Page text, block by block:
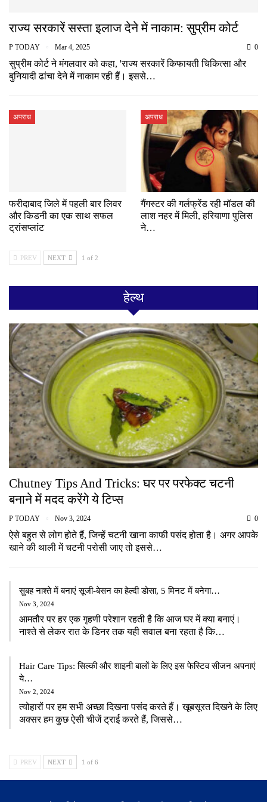
राज्य सरकारें सस्ता इलाज देने में नाकाम: सुप्रीम कोर्ट
P TODAY Mar 4, 2025 0
सुप्रीम कोर्ट ने मंगलवार को कहा, 'राज्य सरकारें किफायती चिकित्सा और
बुनियादी ढांचा देने में नाकाम रही हैं। इससे…
अपराध
फरीदाबाद जिले में पहली बार लिवर
और किडनी का एक साथ सफल
ट्रांसप्लांट
अपराध
गैंगस्टर की गर्लफ्रेंड रही मॉडल की
लाश नहर में मिली, हरियाणा पुलिस
ने…
PREV NEXT 1 of 2
हेल्थ
Chutney Tips And Tricks: घर पर परफेक्ट चटनी
बनाने में मदद करेंगे ये टिप्स
P TODAY Nov 3, 2024 0
ऐसे बहुत से लोग होते हैं, जिन्हें चटनी खाना काफी पसंद होता है। अगर आपके
खाने की थाली में चटनी परोसी जाए तो इससे…
सुबह नाश्ते में बनाएं सूजी-बेसन का हेल्दी डोसा, 5 मिनट में बनेगा…
Nov 3, 2024
आमतौर पर हर एक गृहणी परेशान रहती है कि आज घर में क्या बनाएं।
नाश्ते से लेकर रात के डिनर तक यही सवाल बना रहता है कि…
Hair Care Tips: सिल्की और शाइनी बालों के लिए इस फेस्टिव सीजन अपनाएं
ये…
Nov 2, 2024
त्योहारों पर हम सभी अच्छा दिखना पसंद करते हैं। खूबसूरत दिखने के लिए
अक्सर हम कुछ ऐसी चीजें ट्राई करते हैं, जिससे…
PREV NEXT 1 of 6